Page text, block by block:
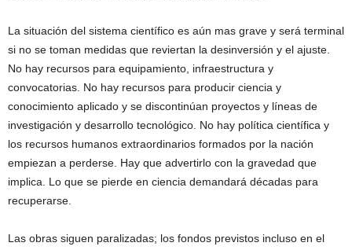
La situación del sistema científico es aún mas grave y será terminal
si no se toman medidas que reviertan la desinversión y el ajuste.
No hay recursos para equipamiento, infraestructura y
convocatorias. No hay recursos para producir ciencia y
conocimiento aplicado y se discontinúan proyectos y líneas de
investigación y desarrollo tecnológico. No hay política científica y
los recursos humanos extraordinarios formados por la nación
empiezan a perderse. Hay que advertirlo con la gravedad que
implica. Lo que se pierde en ciencia demandará décadas para
recuperarse.
Las obras siguen paralizadas; los fondos previstos incluso en el